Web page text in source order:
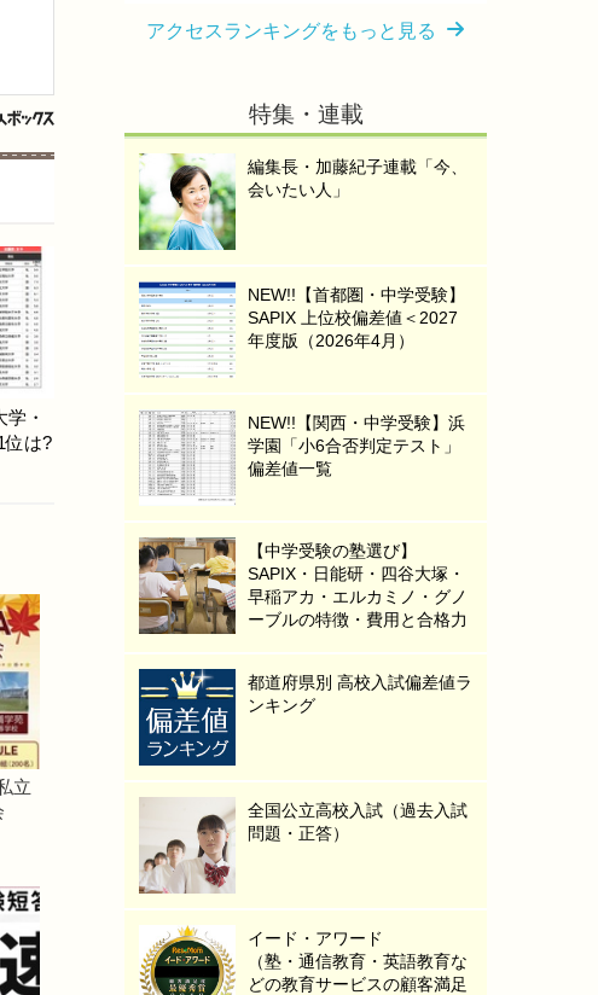
・
位は?
立
アクセスランキングをもっと見る
特集・連載
編集長・加藤紀子連載「今、
会いたい人」
NEW!!【首都圏・中学受験】
SAPIX 上位校偏差値＜2027
年度版（2026年4月）
NEW!!【関西・中学受験】浜
学園「小6合否判定テスト」
偏差値一覧
【中学受験の塾選び】
SAPIX・日能研・四谷大塚・
早稲アカ・エルカミノ・グノ
ーブルの特徴・費用と合格力
都道府県別 高校入試偏差値ラ
ンキング
全国公立高校入試（過去入試
問題・正答）
イード・アワード
（塾・通信教育・英語教育な
どの教育サービスの顧客満足